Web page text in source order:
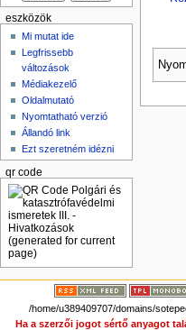
eszközök
Mi mutat ide
Legfrissebb
változások
Médiakezelő
Oldalmutató
Nyomtatható verzió
Állandó link
Ezt szeretném idézni
qr code
/home/u389409707/domains/
Ha a szerzői jogot sértő anyagot